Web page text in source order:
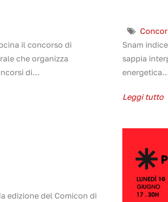
il concorso di
che organizza
di...
Snam
sappia
Leggi tutto
edizione del Comicon di